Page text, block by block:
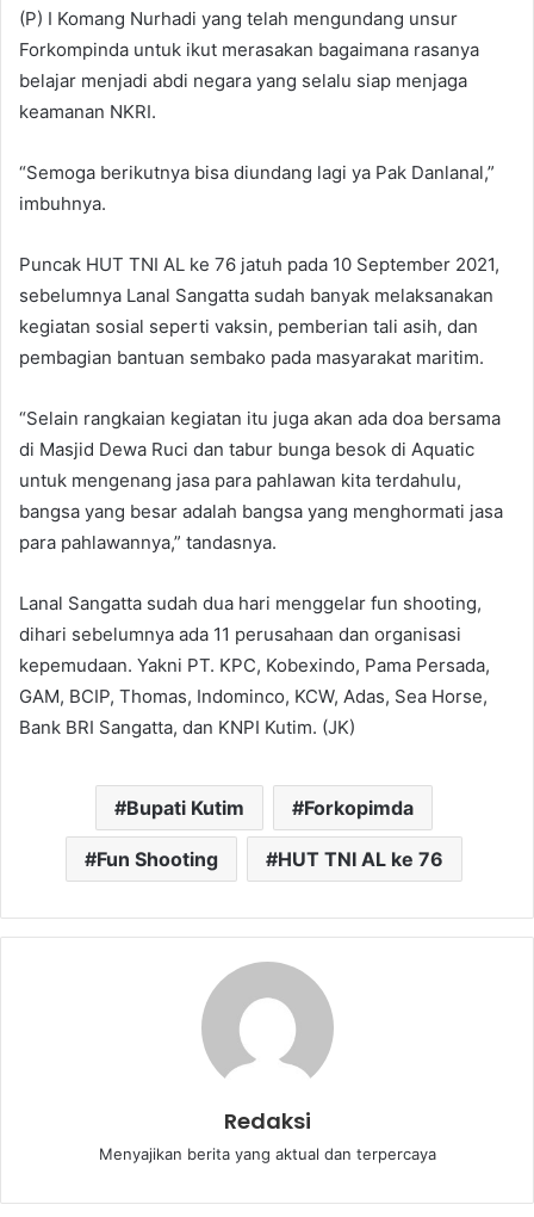
(P) I Komang Nurhadi yang telah mengundang unsur
Forkompinda untuk ikut merasakan bagaimana rasanya
belajar menjadi abdi negara yang selalu siap menjaga
keamanan NKRI.
“Semoga berikutnya bisa diundang lagi ya Pak Danlanal,”
imbuhnya.
Puncak HUT TNI AL ke 76 jatuh pada 10 September 2021,
sebelumnya Lanal Sangatta sudah banyak melaksanakan
kegiatan sosial seperti vaksin, pemberian tali asih, dan
pembagian bantuan sembako pada masyarakat maritim.
“Selain rangkaian kegiatan itu juga akan ada doa bersama
di Masjid Dewa Ruci dan tabur bunga besok di Aquatic
untuk mengenang jasa para pahlawan kita terdahulu,
bangsa yang besar adalah bangsa yang menghormati jasa
para pahlawannya,” tandasnya.
Lanal Sangatta sudah dua hari menggelar fun shooting,
dihari sebelumnya ada 11 perusahaan dan organisasi
kepemudaan. Yakni PT. KPC, Kobexindo, Pama Persada,
GAM, BCIP, Thomas, Indominco, KCW, Adas, Sea Horse,
Bank BRI Sangatta, dan KNPI Kutim. (JK)
Bupati Kutim Forkopimda
Fun Shooting HUT TNI AL ke 76
Redaksi
Menyajikan berita yang aktual dan terpercaya